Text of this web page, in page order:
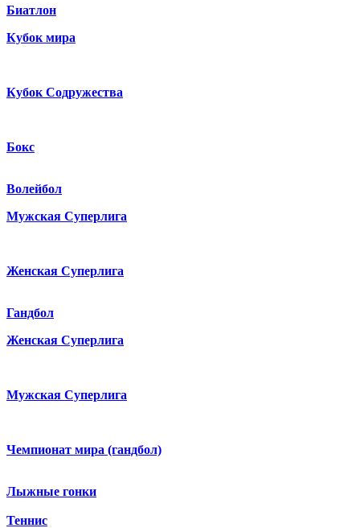
Биатлон
Кубок мира
Кубок Содружества
Бокс
Волейбол
Мужская Суперлига
Женская Суперлига
Гандбол
Женская Суперлига
Мужская Суперлига
Чемпионат мира (гандбол)
Лыжные гонки
Теннис